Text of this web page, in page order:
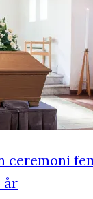
ceremoni
år